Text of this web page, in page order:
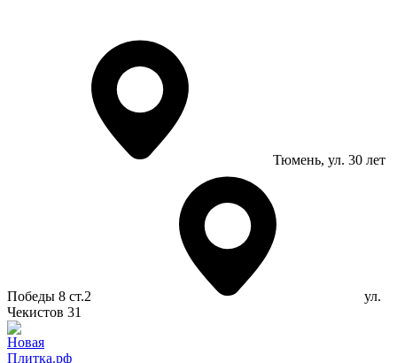
Тюмень, ул. 30 лет
Победы 8 ст.2
ул.
Чекистов 31